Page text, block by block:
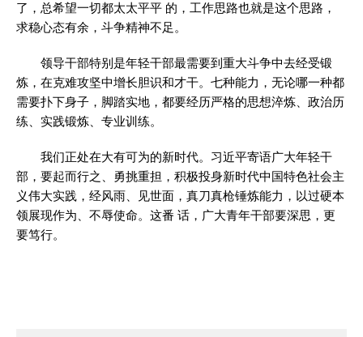
了，总希望一切都太太平平 的，工作思路也就是这个思路，
求稳心态有余，斗争精神不足。
领导干部特别是年轻干部最需要到重大斗争中去经受锻
炼，在克难攻坚中增长胆识和才干。七种能力，无论哪一种都
需要扑下身子，脚踏实地，都要经历严格的思想淬炼、政治历
练、实践锻炼、专业训练。
我们正处在大有可为的新时代。习近平寄语广大年轻干
部，要起而行之、勇挑重担，积极投身新时代中国特色社会主
义伟大实践，经风雨、见世面，真刀真枪锤炼能力，以过硬本
领展现作为、不辱使命。这番 话，广大青年干部要深思，更
要笃行。